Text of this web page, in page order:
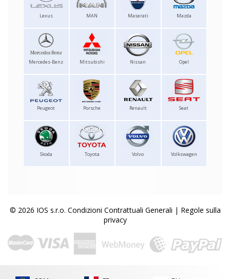
Lexus MAN Maserati Mazda
Mercedes-Benz Mitsubishi Nissan Opel
Peugeot Porsche Renault Seat
Skoda Toyota Volvo Volkswagen
© 2026 IOS s.r.o. Condizioni Contrattuali Generali | Regole sulla
privacy